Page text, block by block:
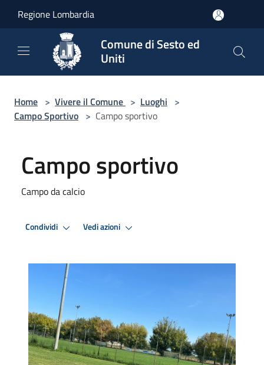
Regione Lombardia
Comune di Sesto ed
Uniti
Home > Vivere il Comune > Luoghi >
Campo Sportivo > Campo sportivo
Campo sportivo
Campo da calcio
Condividi Vedi azioni